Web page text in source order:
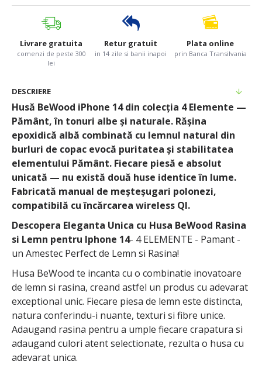
Livrare gratuita
comenzi de peste 300
lei
Retur gratuit
in 14 zile si banii inapoi
Plata online
prin Banca Transilvania
DESCRIERE
Husă BeWood iPhone 14 din colecția 4 Elemente —
Pământ, în tonuri albe și naturale. Rășina
epoxidică albă combinată cu lemnul natural din
burluri de copac evocă puritatea și stabilitatea
elementului Pământ. Fiecare piesă e absolut
unicată — nu există două huse identice în lume.
Fabricată manual de meșteșugari polonezi,
compatibilă cu încărcarea wireless QI.
Descopera Eleganta Unica cu Husa BeWood Rasina
si Lemn pentru Iphone 14- 4 ELEMENTE - Pamant -
un Amestec Perfect de Lemn si Rasina!
Husa BeWood te incanta cu o combinatie inovatoare
de lemn si rasina, creand astfel un produs cu adevarat
exceptional unic. Fiecare piesa de lemn este distincta,
natura conferindu-i nuante, texturi si fibre unice.
Adaugand rasina pentru a umple fiecare crapatura si
adaugand culori atent selectionate, rezulta o husa cu
adevarat unica.